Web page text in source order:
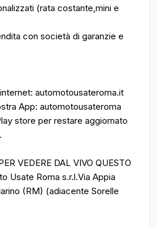
(rata costante,mini e
con società di garanzie e
automotousateroma.it
App: automotousateroma
store per restare aggiornato
VEDERE DAL VIVO QUESTO
Usate Roma s.r.l.Via Appia
(RM) (adiacente Sorelle